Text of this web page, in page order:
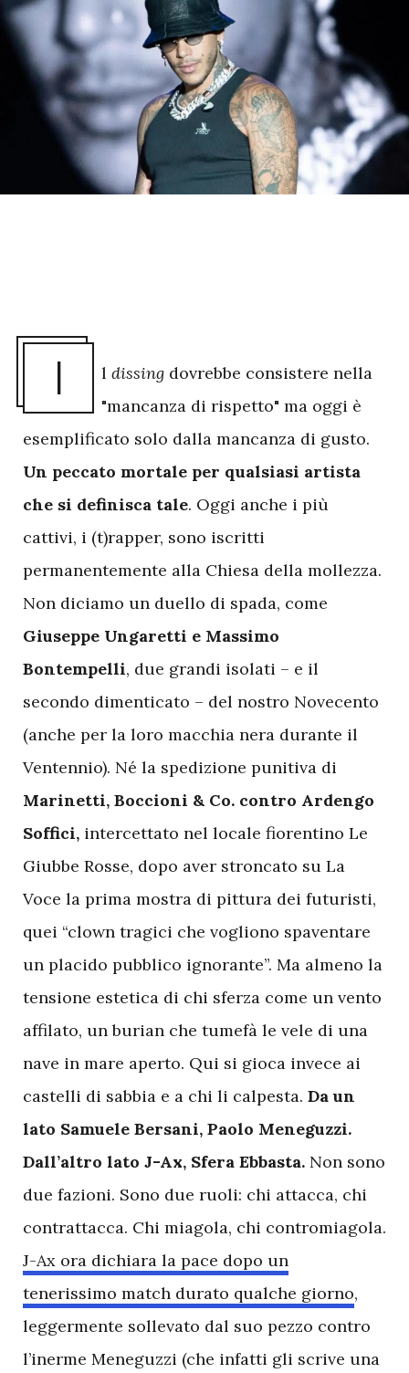
I l dissing dovrebbe consistere nella
"mancanza di rispetto" ma oggi è
esemplificato solo dalla mancanza di gusto.
Un peccato mortale per qualsiasi artista
che si definisca tale. Oggi anche i più
cattivi, i (t)rapper, sono iscritti
permanentemente alla Chiesa della mollezza.
Non diciamo un duello di spada, come
Giuseppe Ungaretti e Massimo
Bontempelli, due grandi isolati – e il
secondo dimenticato – del nostro Novecento
(anche per la loro macchia nera durante il
Ventennio). Né la spedizione punitiva di
Marinetti, Boccioni & Co. contro Ardengo
Soffici, intercettato nel locale fiorentino Le
Giubbe Rosse, dopo aver stroncato su La
Voce la prima mostra di pittura dei futuristi,
quei “clown tragici che vogliono spaventare
un placido pubblico ignorante”. Ma almeno la
tensione estetica di chi sferza come un vento
affilato, un burian che tumefà le vele di una
nave in mare aperto. Qui si gioca invece ai
castelli di sabbia e a chi li calpesta. Da un
lato Samuele Bersani, Paolo Meneguzzi.
Dall’altro lato J-Ax, Sfera Ebbasta. Non sono
due fazioni. Sono due ruoli: chi attacca, chi
contrattacca. Chi miagola, chi contromiagola.
J-Ax ora dichiara la pace dopo un
tenerissimo match durato qualche giorno,
leggermente sollevato dal suo pezzo contro
l’inerme Meneguzzi (che infatti gli scrive una